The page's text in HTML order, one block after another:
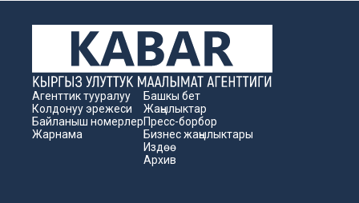
Агенттик тууралуу
Колдонуу эрежеси
Байланыш номерлер
Жарнама
Башкы бет
Жаңылыктар
Пресс-борбор
Бизнес жаңылыктары
Издөө
Архив